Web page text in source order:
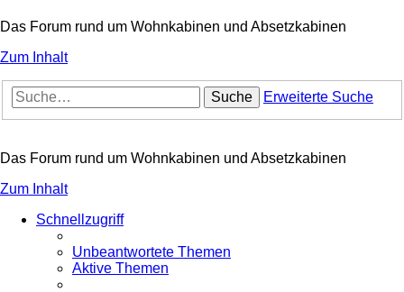
Das Forum rund um Wohnkabinen und Absetzkabinen
Zum Inhalt
Suche Erweiterte Suche
Das Forum rund um Wohnkabinen und Absetzkabinen
Zum Inhalt
Schnellzugriff
Unbeantwortete Themen
Aktive Themen